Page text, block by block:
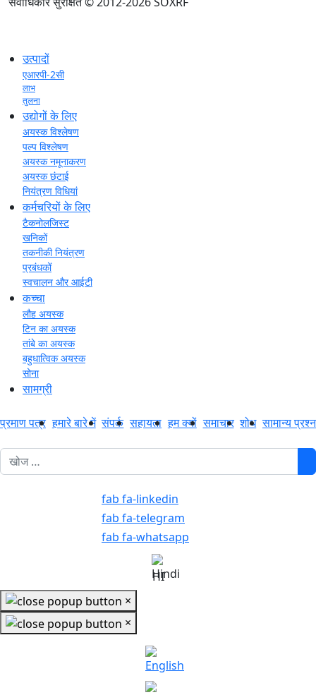
उत्पादों
एआरपी-2सी
लाभ
तुलना
उद्योगों के लिए
अयस्क विश्लेषण
पल्प विश्लेषण
अयस्क नमूनाकरण
अयस्क छंटाई
नियंत्रण विधियां
कर्मचरियों के लिए
टैकनोलजिस्ट
खनिकों
तकनीकी नियंत्रण
प्रबंधकों
स्वचालन और आईटी
कच्चा
लौह अयस्क
टिन का अयस्क
तांबे का अयस्क
बहुधात्विक अयस्क
सोना
सामग्री
प्रमाण पत्र हमारे बारे में संपर्क सहायता हम क्यों समाचार शोध सामान्य प्रश्न
1
fab fa-linkedin
fab fa-telegram
fab fa-whatsapp
HI
×
×